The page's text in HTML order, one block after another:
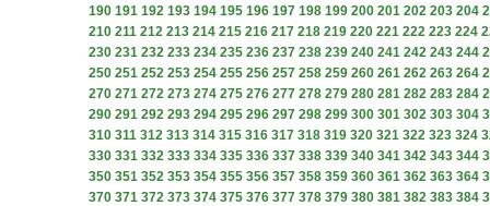
190 191 192 193 194 195 196 197 198 199 200 201 202 203 204
210 211 212 213 214 215 216 217 218 219 220 221 222 223 224
230 231 232 233 234 235 236 237 238 239 240 241 242 243 244
250 251 252 253 254 255 256 257 258 259 260 261 262 263 264
270 271 272 273 274 275 276 277 278 279 280 281 282 283 284
290 291 292 293 294 295 296 297 298 299 300 301 302 303 304
310 311 312 313 314 315 316 317 318 319 320 321 322 323 324
330 331 332 333 334 335 336 337 338 339 340 341 342 343 344
350 351 352 353 354 355 356 357 358 359 360 361 362 363 364
370 371 372 373 374 375 376 377 378 379 380 381 382 383 384